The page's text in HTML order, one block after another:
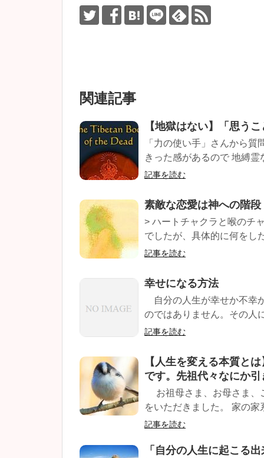
関連記事
【地獄はない】「思う
「力の使い手」さんから
きった感があるので 地縛
記事を読む
素敵な恋愛は神への階段
> ハートチャクラと喉のチ
でしたが、具体的に何をし
記事を読む
幸せになる方法
自分の人生が幸せか不幸
のではありません。その人
記事を読む
【人生を変える本質と
です。先祖代々なにか
お祖母さま、お母さま、
をいただきました。 家の
記事を読む
「自分の人生に起こる